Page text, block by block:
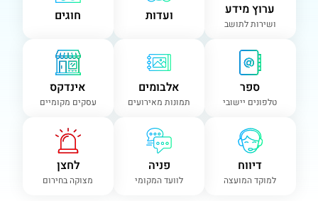
ערוץ מידע
ושירות לתושב ועדות חוגים
ספר
טלפונים יישובי
אלבומים
תמונות מאירועים
אינדקס
עסקים מקומיים
דיווח
למוקד המועצה
פניה
לוועד המקומי
לחצן
מצוקה בחירום